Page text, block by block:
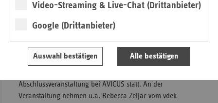
Video-Streaming & Live-Chat (Drittanbieter)
Google (Drittanbieter)
Auswahl bestätigen Alle bestätigen
Selbstwirksamkeit im Fokus. Zusätzlich konnten
Maßnahmen zur Betrieblichen Gesundheitsförderung (BGF)
für die Mitarbeiter:innen in der Pflegeeinrichtung
umgesetzt werden.
Am 10. November 2023 findet nach mehr als zwei Jahren
Abschlussveranstaltung bei AVICUS statt. An der
Veranstaltung nehmen u.a. Rebecca Zeljar vom vdek